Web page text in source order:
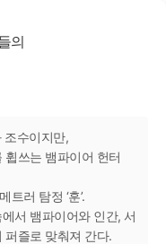
조수이지만,
쓰는 뱀파이어 헌터
러 탐정 ‘훈’.
서 뱀파이어와 인간, 서
퍼즐로 맞춰져 간다.